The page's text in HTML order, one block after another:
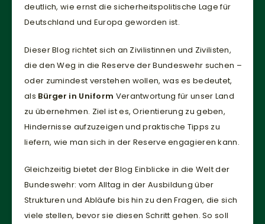
deutlich, wie ernst die sicherheitspolitische Lage für
Deutschland und Europa geworden ist.
Dieser Blog richtet sich an Zivilistinnen und Zivilisten,
die den Weg in die Reserve der Bundeswehr suchen –
oder zumindest verstehen wollen, was es bedeutet,
als Bürger in Uniform Verantwortung für unser Land
zu übernehmen. Ziel ist es, Orientierung zu geben,
Hindernisse aufzuzeigen und praktische Tipps zu
liefern, wie man sich in der Reserve engagieren kann.
Gleichzeitig bietet der Blog Einblicke in die Welt der
Bundeswehr: vom Alltag in der Ausbildung über
Strukturen und Abläufe bis hin zu den Fragen, die sich
viele stellen, bevor sie diesen Schritt gehen. So soll